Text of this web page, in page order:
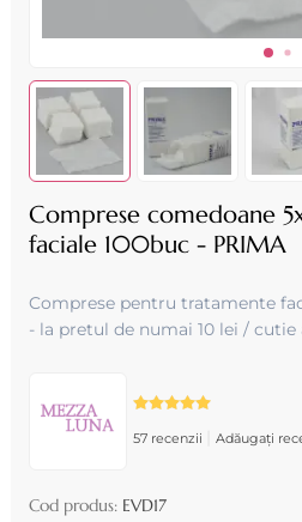
Comprese comedoane
faciale 100buc - PRIMA
Comprese pentru tratamente
- la pretul de numai 10 lei / cutie
57 recenzii Adăugați
Cod produs: EVD17